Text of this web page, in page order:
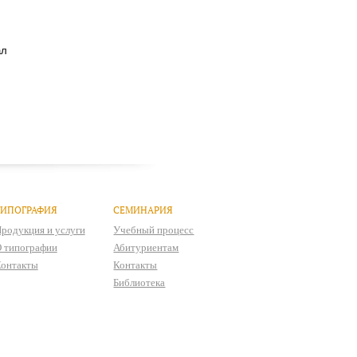
и услуги
типографии
СЕМИНАРИЯ
Учебный процесс
Абитуриентам
Контакты
Библиотека